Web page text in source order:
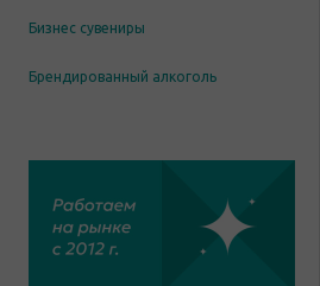
Бизнес сувениры
Брендированный алкоголь